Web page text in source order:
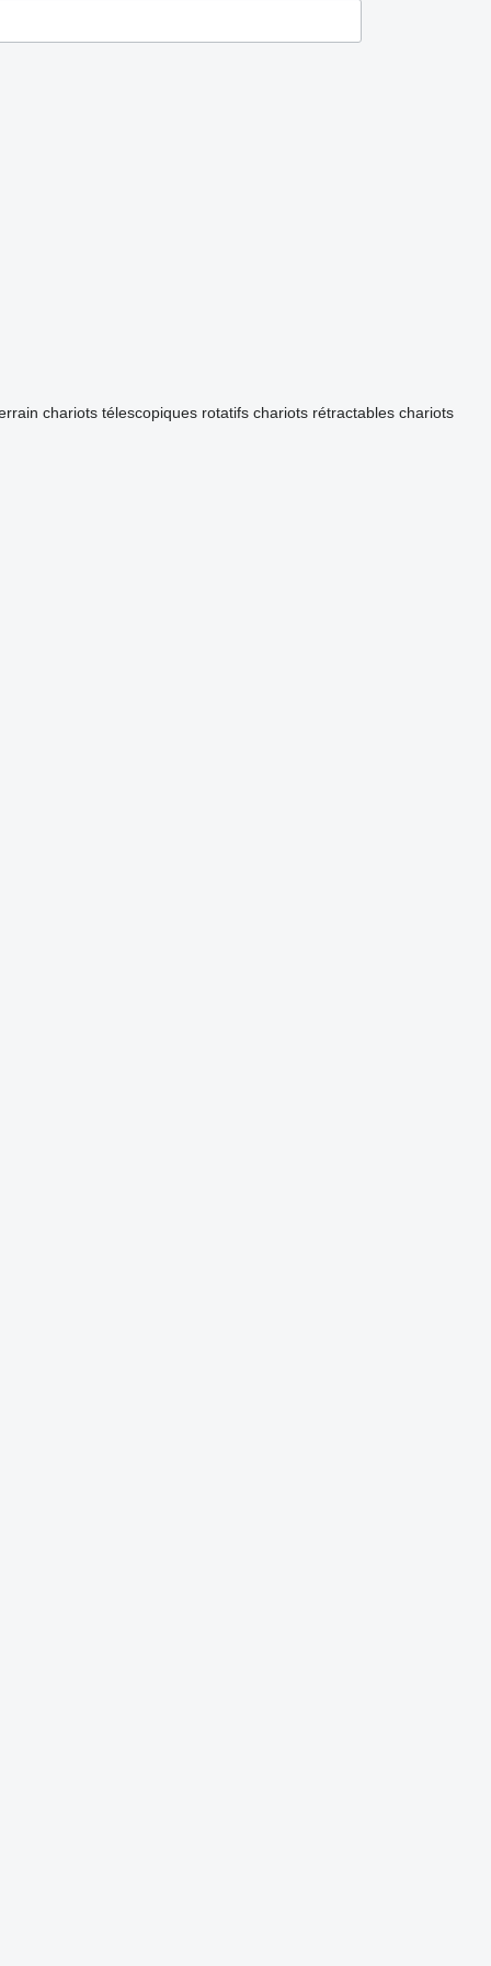
chariots télescopiques rotatifs chariots rétractables chariots